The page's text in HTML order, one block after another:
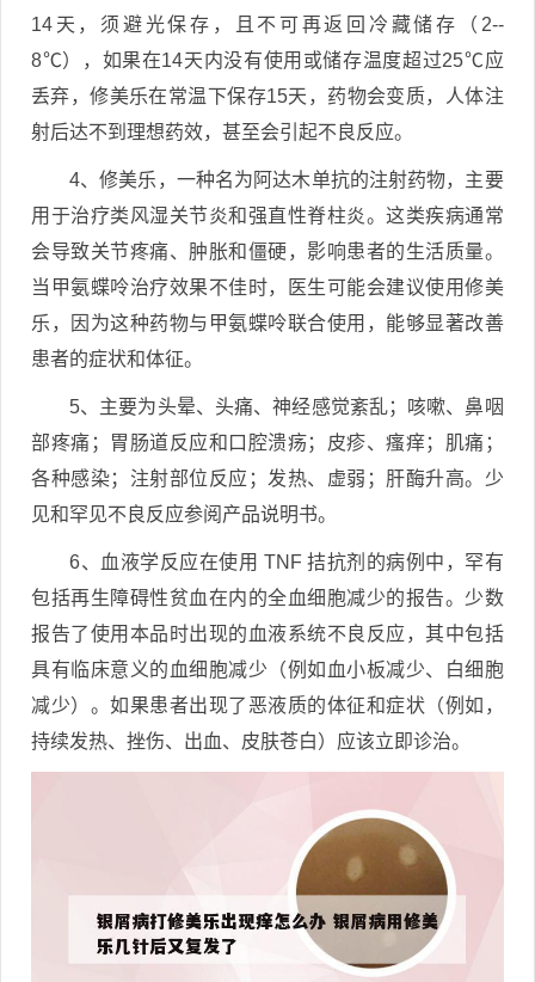
14天，须避光保存，且不可再返回冷藏储存（2--
8℃），如果在14天内没有使用或储存温度超过25℃应
丢弃，修美乐在常温下保存15天，药物会变质，人体注
射后达不到理想药效，甚至会引起不良反应。
4、修美乐，一种名为阿达木单抗的注射药物，主要
用于治疗类风湿关节炎和强直性脊柱炎。这类疾病通常
会导致关节疼痛、肿胀和僵硬，影响患者的生活质量。
当甲氨蝶呤治疗效果不佳时，医生可能会建议使用修美
乐，因为这种药物与甲氨蝶呤联合使用，能够显著改善
患者的症状和体征。
5、主要为头晕、头痛、神经感觉紊乱；咳嗽、鼻咽
部疼痛；胃肠道反应和口腔溃疡；皮疹、瘙痒；肌痛；
各种感染；注射部位反应；发热、虚弱；肝酶升高。少
见和罕见不良反应参阅产品说明书。
6、血液学反应在使用 TNF 拮抗剂的病例中，罕有
包括再生障碍性贫血在内的全血细胞减少的报告。少数
报告了使用本品时出现的血液系统不良反应，其中包括
具有临床意义的血细胞减少（例如血小板减少、白细胞
减少）。如果患者出现了恶液质的体征和症状（例如，
持续发热、挫伤、出血、皮肤苍白）应该立即诊治。